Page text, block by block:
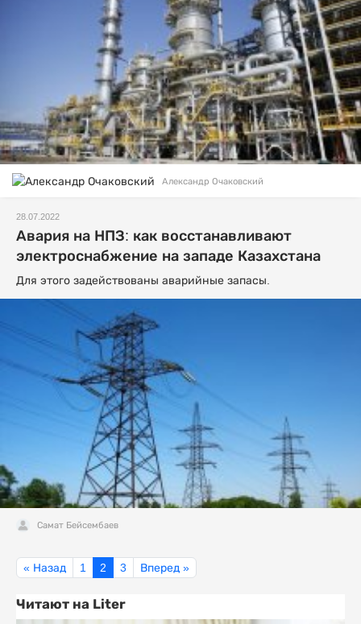
Александр Очаковский
28.07.2022
Авария на НПЗ: как восстанавливают
электроснабжение на западе Казахстана
Для этого задействованы аварийные запасы.
Самат Бейсембаев
« Назад 1 2 3 Вперед »
Читают на Liter